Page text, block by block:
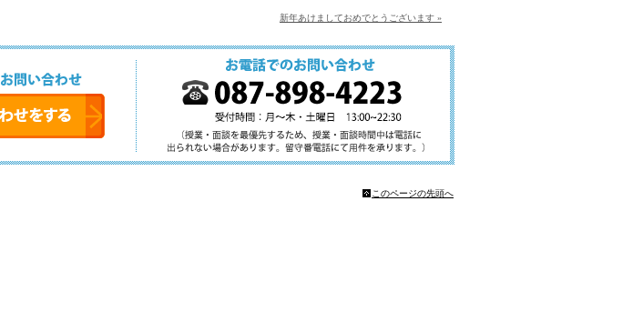
新年あけましておめでとうございます »
このページの先頭へ